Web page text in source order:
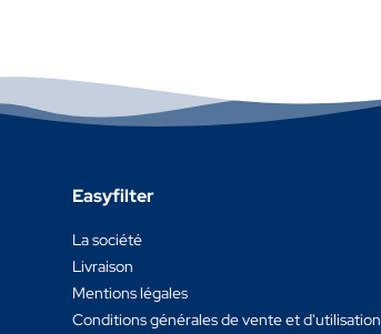
Easyfilter
La société
Livraison
Mentions légales
Conditions générales de vente et d'utilisation